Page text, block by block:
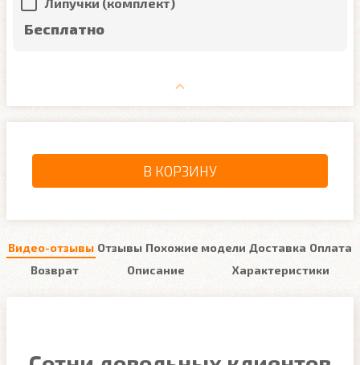
Бесплатно
В КОРЗИНУ
Видео-отзывы Отзывы Похожие модели Доставка Оплата
Возврат
Описание Характеристики